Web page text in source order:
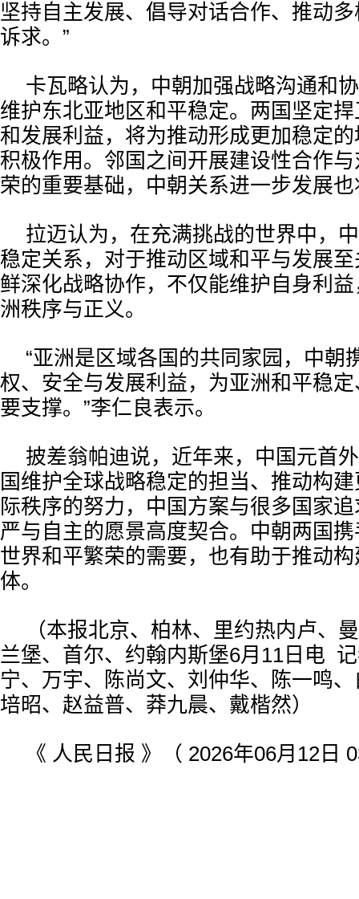
坚持自主发展、倡导对话合作、推动
诉求。”
卡瓦略认为，中朝加强战略沟通和
维护东北亚地区和平稳定。两国坚定
和发展利益，将为推动形成更加稳定
积极作用。邻国之间开展建设性合作
荣的重要基础，中朝关系进一步发展
拉迈认为，在充满挑战的世界中，
稳定关系，对于推动区域和平与发展
鲜深化战略协作，不仅能维护自身利
洲秩序与正义。
“亚洲是区域各国的共同家园，中朝
权、安全与发展利益，为亚洲和平稳
要支撑。”李仁良表示。
披差翁帕迪说，近年来，中国元首
国维护全球战略稳定的担当、推动构
际秩序的努力，中国方案与很多国家
严与自主的愿景高度契合。中朝两国
世界和平繁荣的需要，也有助于推动
体。
（本报北京、柏林、里约热内卢、
兰堡、首尔、约翰内斯堡6月11日电
宁、万宇、陈尚文、刘仲华、陈一鸣
培昭、赵益普、莽九晨、戴楷然）
《 人民日报 》（ 2026年06月12日